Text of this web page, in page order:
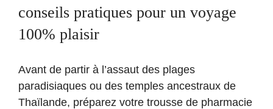
conseils pratiques pour un voyage
100% plaisir
Avant de partir à l’assaut des plages
paradisiaques ou des temples ancestraux de
Thaïlande, préparez votre trousse de pharmacie